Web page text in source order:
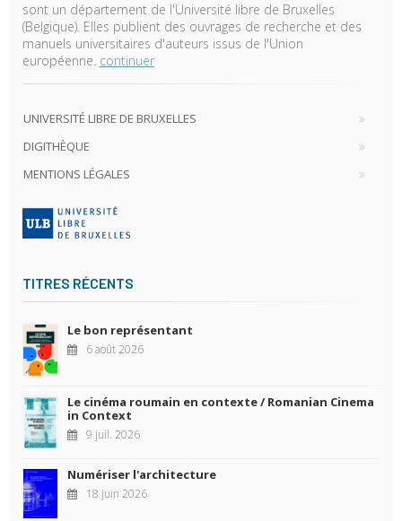
sont un département de l'Université libre de Bruxelles
(Belgique). Elles publient des ouvrages de recherche et des
manuels universitaires d'auteurs issus de l'Union
européenne. continuer
UNIVERSITÉ LIBRE DE BRUXELLES
DIGITHÈQUE
MENTIONS LÉGALES
TITRES RÉCENTS
Le bon représentant
6 août 2026
Le cinéma roumain en contexte / Romanian Cinema
in Context
9 juil. 2026
Numériser l'architecture
18 juin 2026